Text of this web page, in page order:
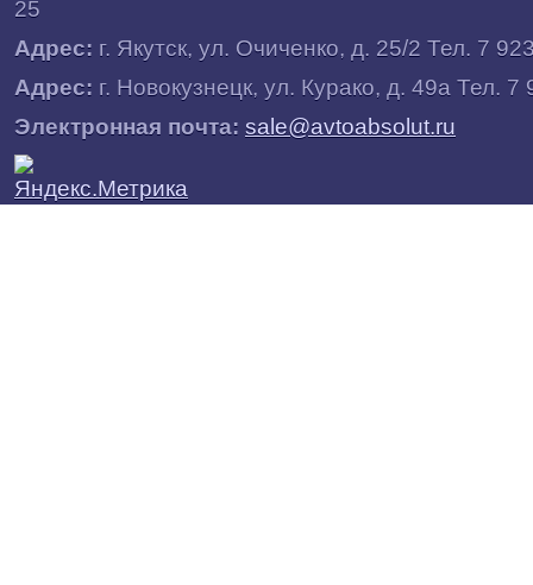
25
Адрес: г. Якутск, ул. Очиченко, д. 25/2 Тел. 7
Адрес: г. Новокузнецк, ул. Курако, д. 49а Тел. 7
Электронная почта: sale@avtoabsolut.ru